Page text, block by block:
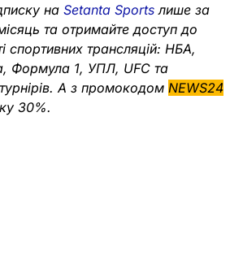
на Setanta Sports лише за
та отримайте доступ до
спортивних трансляцій: НБА,
Формула 1, УПЛ, UFC та
А з промокодом NEWS24
30%.